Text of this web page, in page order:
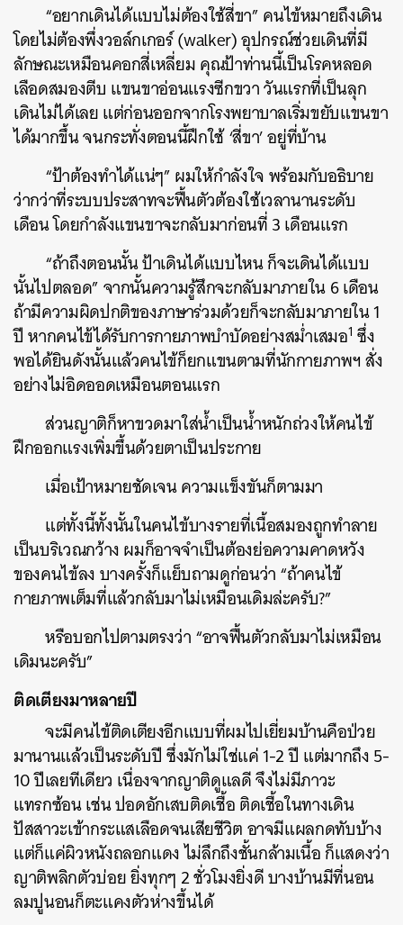
“อยากเดินได้แบบไม่ต้องใช้สี่ขา” คนไข้หมายถึงเดิน
โดยไม่ต้องพึ่งวอล์กเกอร์ (walker) อุปกรณ์ช่วยเดินที่มี
ลักษณะเหมือนคอกสี่เหลี่ยม คุณป้าท่านนี้เป็นโรคหลอด
เลือดสมองตีบ แขนขาอ่อนแรงซีกขวา วันแรกที่เป็นลุก
เดินไม่ได้เลย แต่ก่อนออกจากโรงพยาบาลเริ่มขยับแขนขา
ได้มากขึ้น จนกระทั่งตอนนี้ฝึกใช้ ‘สี่ขา’ อยู่ที่บ้าน
“ป้าต้องทำได้แน่ๆ” ผมให้กำลังใจ พร้อมกับอธิบาย
ว่ากว่าที่ระบบประสาทจะฟื้นตัวต้องใช้เวลานานระดับ
เดือน โดยกำลังแขนขาจะกลับมาก่อนที่ 3 เดือนแรก
“ถ้าถึงตอนนั้น ป้าเดินได้แบบไหน ก็จะเดินได้แบบ
นั้นไปตลอด” จากนั้นความรู้สึกจะกลับมาภายใน 6 เดือน
ถ้ามีความผิดปกติของภาษาร่วมด้วยก็จะกลับมาภายใน 1
ปี หากคนไข้ได้รับการกายภาพบำบัดอย่างสม่ำเสมอ1 ซึ่ง
พอได้ยินดังนั้นแล้วคนไข้ก็ยกแขนตามที่นักกายภาพฯ สั่ง
อย่างไม่อิดออดเหมือนตอนแรก
ส่วนญาติก็หาขวดมาใส่น้ำเป็นน้ำหนักถ่วงให้คนไข้
ฝึกออกแรงเพิ่มขึ้นด้วยตาเป็นประกาย
เมื่อเป้าหมายชัดเจน ความแข็งขันก็ตามมา
แต่ทั้งนี้ทั้งนั้นในคนไข้บางรายที่เนื้อสมองถูกทำลาย
เป็นบริเวณกว้าง ผมก็อาจจำเป็นต้องย่อความคาดหวัง
ของคนไข้ลง บางครั้งก็แย็บถามดูก่อนว่า “ถ้าคนไข้
กายภาพเต็มที่แล้วกลับมาไม่เหมือนเดิมล่ะครับ?”
หรือบอกไปตามตรงว่า “อาจฟื้นตัวกลับมาไม่เหมือน
เดิมนะครับ”
ติดเตียงมาหลายปี
จะมีคนไข้ติดเตียงอีกแบบที่ผมไปเยี่ยมบ้านคือป่วย
มานานแล้วเป็นระดับปี ซึ่งมักไม่ใช่แค่ 1-2 ปี แต่มากถึง 5-
10 ปีเลยทีเดียว เนื่องจากญาติดูแลดี จึงไม่มีภาวะ
แทรกซ้อน เช่น ปอดอักเสบติดเชื้อ ติดเชื้อในทางเดิน
ปัสสาวะเข้ากระแสเลือดจนเสียชีวิต อาจมีแผลกดทับบ้าง
แต่ก็แค่ผิวหนังถลอกแดง ไม่ลึกถึงชั้นกล้ามเนื้อ ก็แสดงว่า
ญาติพลิกตัวบ่อย ยิ่งทุกๆ 2 ชั่วโมงยิ่งดี บางบ้านมีที่นอน
ลมปูนอนก็ตะแคงตัวห่างขึ้นได้